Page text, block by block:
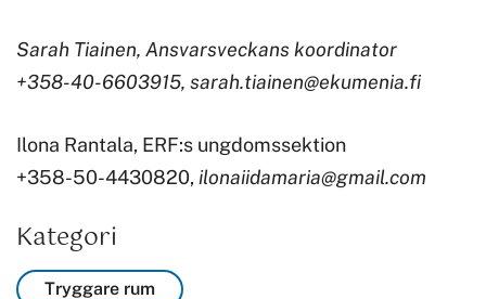
Sarah Tiainen, Ansvarsveckans koordinator
+358-40-6603915, sarah.tiainen@ekumenia.fi
Ilona Rantala, ERF:s ungdomssektion
+358-50-4430820, ilonaiidamaria@gmail.com
Kategori
Tryggare rum